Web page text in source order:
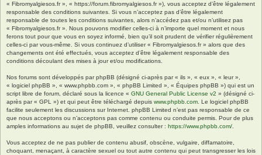
« Fibromyalgiesos.fr », « https://forum.fibromyalgiesos.fr »), vous acceptez d’être légalement
responsable des conditions suivantes. Si vous n’acceptez pas d’être légalement
responsable de toutes les conditions suivantes, alors n’accédez pas et/ou n’utilisez pas
« Fibromyalgiesos.fr ». Nous pouvons modifier celles-ci à n’importe quel moment et nous
ferons tout pour que vous en soyez informé, bien qu’il soit prudent de vérifier régulièrement
celles-ci par vous-même. Si vous continuez d’utiliser « Fibromyalgiesos.fr » alors que des
changements ont été effectués, vous acceptez d’être légalement responsable des
conditions découlant des mises à jour et/ou modifications.
Nos forums sont développés par phpBB (désigné ci-après par « ils », « eux », « leur »,
« logiciel phpBB », « www.phpbb.com », « phpBB Limited », « Équipes phpBB ») qui est un
script libre de forum, déclaré sous la licence « GNU General Public License v2 » (désigné ci-
après par « GPL ») et qui peut être téléchargé depuis www.phpbb.com . Le logiciel phpBB
facilite seulement les discussions sur Internet. phpBB Limited n’est pas responsable de ce
que nous acceptons ou n’acceptons pas comme contenu ou conduite permis. Pour de plus
amples informations au sujet de phpBB, veuillez consulter : https://www.phpbb.com/
Vous acceptez de ne pas publier de contenu abusif, obscène, vulgaire, diffamatoire,
choquant, menaçant, à caractère sexuel ou tout autre contenu qui peut transgresser les lois